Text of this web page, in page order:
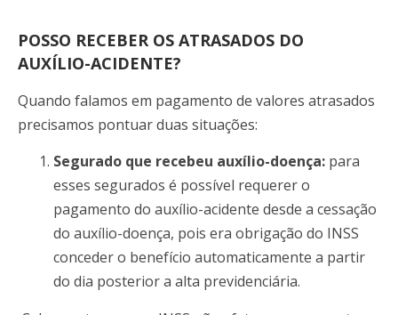
POSSO RECEBER OS ATRASADOS DO
AUXÍLIO-ACIDENTE?
Quando falamos em pagamento de valores atrasados
precisamos pontuar duas situações:
Segurado que recebeu auxílio-doença: para
esses segurados é possível requerer o
pagamento do auxílio-acidente desde a cessação
do auxílio-doença, pois era obrigação do INSS
conceder o benefício automaticamente a partir
do dia posterior a alta previdenciária.